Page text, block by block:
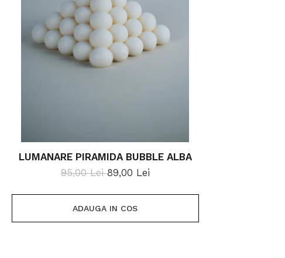
LUMANARE PIRAMIDA BUBBLE ALBA
95,00 Lei89,00 Lei
ADAUGA IN COS